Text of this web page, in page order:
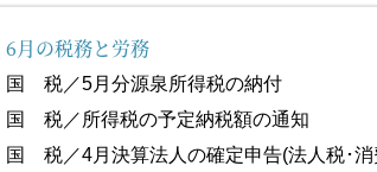
6月の税務と労務
国 税／5月分源泉所
国 税／所得税の予定納
国 税／4月決算法人の確定申告